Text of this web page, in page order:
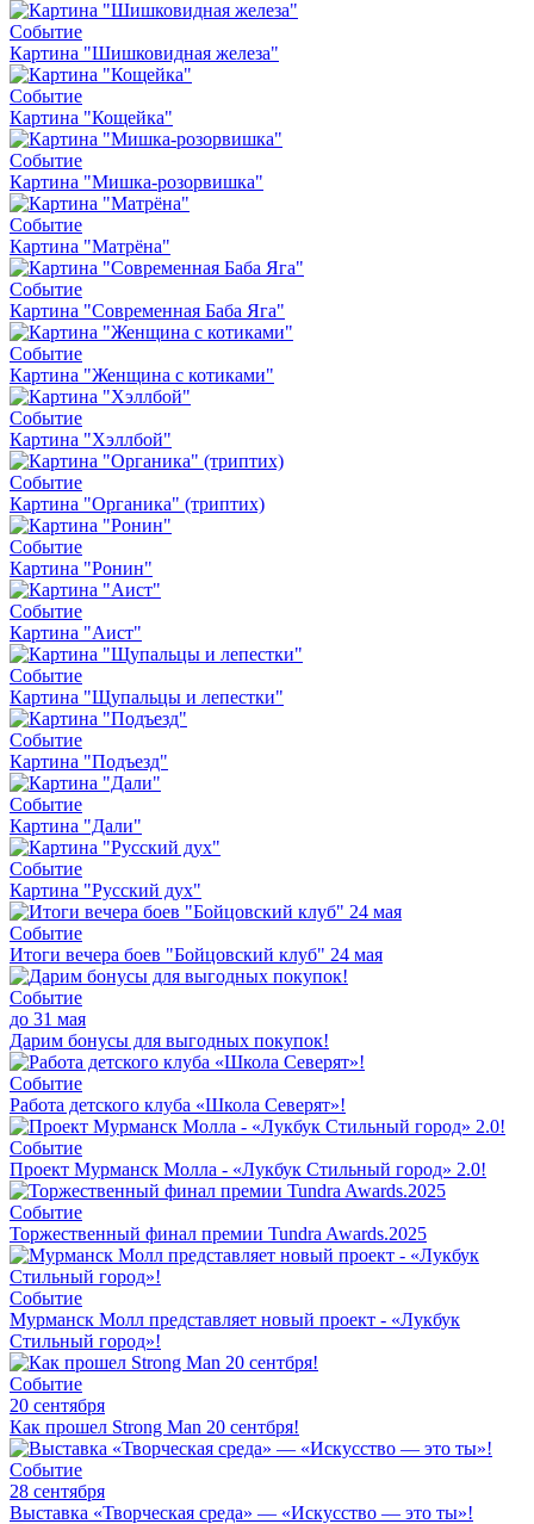
Событие
Картина "Шишковидная железа"
Событие
Картина "Кощейка"
Событие
Картина "Мишка-розорвишка"
Событие
Картина "Матрёна"
Событие
Картина "Современная Баба Яга"
Событие
Картина "Женщина с котиками"
Событие
Картина "Хэллбой"
Событие
Картина "Органика" (триптих)
Событие
Картина "Ронин"
Событие
Картина "Аист"
Событие
Картина "Щупальцы и лепестки"
Событие
Картина "Подъезд"
Событие
Картина "Дали"
Событие
Картина "Русский дух"
Событие
Итоги вечера боев "Бойцовский клуб" 24 мая
Событие
до 31 мая
Дарим бонусы для выгодных покупок!
Событие
Работа детского клуба «Школа Северят»!
Событие
Проект Мурманск Молла - «Лукбук Стильный город» 2.0!
Событие
Торжественный финал премии Tundra Awards.2025
Событие
Мурманск Молл представляет новый проект - «Лукбук
Стильный город»!
Событие
20 сентября
Как прошел Strong Man 20 сентбря!
Событие
28 сентября
Выставка «Творческая среда» — «Искусство — это ты»!